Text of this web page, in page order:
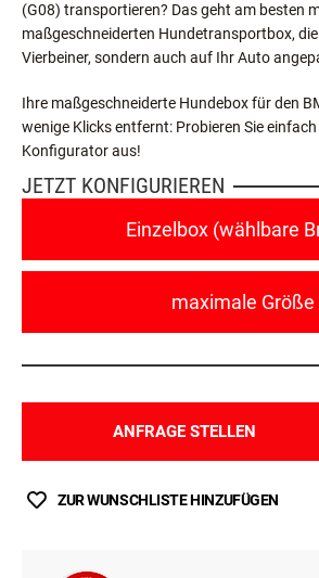
(G08) transportieren? Das geht am besten
maßgeschneiderten Hundetransportbox,
Vierbeiner, sondern auch auf Ihr Auto
Ihre maßgeschneiderte Hundebox für den
wenige Klicks entfernt: Probieren Sie
Konfigurator aus!
JETZT KONFIGURIEREN
Einzelbox (wählbare
maximale Größe
ANFRAGE STELLEN
ZUR WUNSCHLISTE HINZUFÜGEN